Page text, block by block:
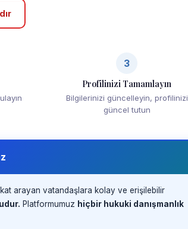
3
Profilinizi Tamamlayın
Bilgilerinizi güncelleyin, profilinizi
güncel tutun
arayan vatandaşlara kolay ve erişilebilir
Platformumuz hiçbir hukuki danışmanlık